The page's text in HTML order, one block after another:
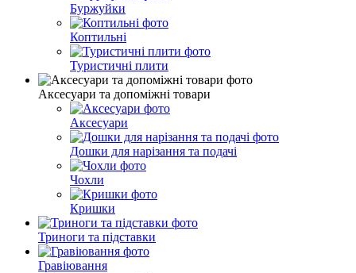
Буржуйки
Коптильні
Туристичні плити
Аксесуари та допоміжні товари
Аксесуари
Дошки для нарізання та подачі
Чохли
Кришки
Триноги та підставки
Гравіювання